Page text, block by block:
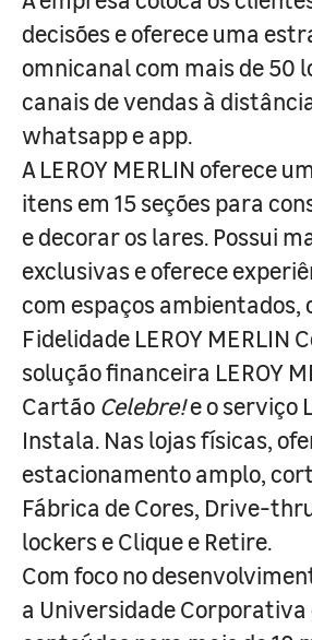
decisões e oferece uma
omnicanal com mais de 50
canais de vendas à
whatsapp e app.
A LEROY MERLIN oferece
itens em 15 seções para
e decorar os lares. Possui
exclusivas e oferece
com espaços ambientados,
Fidelidade LEROY MERLIN
solução financeira LEROY
Cartão Celebre!e o serviço
Instala. Nas lojas físicas,
estacionamento amplo,
Fábrica de Cores, Drive-
lockers e Clique e Retire.
Com foco no
a Universidade Corporativa